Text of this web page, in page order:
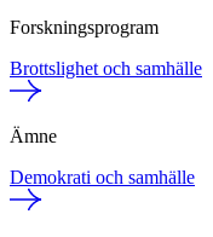
Forskningsprogram
Brottslighet och samhälle
Ämne
Demokrati och samhälle